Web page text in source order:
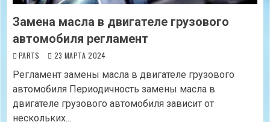
Замена масла в двигателе грузового
автомобиля регламент
PARTS 23 МАРТА 2024
Регламент замены масла в двигателе грузового
автомобиля Периодичность замены масла в
двигателе грузового автомобиля зависит от
нескольких...